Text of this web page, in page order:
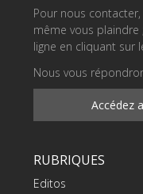
Pour nous
même vous plaindre
ligne en cliquant sur
Nous vous
Accédez
RUBRIQUES
Editos